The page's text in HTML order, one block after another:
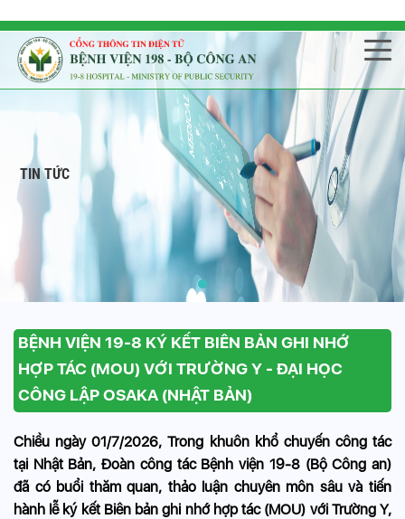
TIN TỨC
BỆNH VIỆN 19-8 KÝ KẾT BIÊN BẢN GHI NHỚ
HỢP TÁC (MOU) VỚI TRƯỜNG Y - ĐẠI HỌC
CÔNG LẬP OSAKA (NHẬT BẢN)
Chiều ngày 01/7/2026, Trong khuôn khổ chuyến công tác
tại Nhật Bản, Đoàn công tác Bệnh viện 19-8 (Bộ Công an)
đã có buổi thăm quan, thảo luận chuyên môn sâu và tiến
hành lễ ký kết Biên bản ghi nhớ hợp tác (MOU) với Trường Y,